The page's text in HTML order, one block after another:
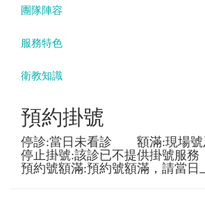
團隊陣容
服務特色
衛教知識
預約掛號
停診:當日未看診 額滿:現場號
停止掛號:該診已不提供掛號服務
預約號額滿:預約號額滿，請當日